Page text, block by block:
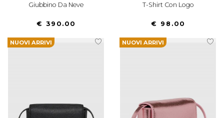
Giubbino Da Neve
€ 390.00
T-Shirt Con Logo
€ 98.00
NUOVI ARRIVI NUOVI ARRIVI